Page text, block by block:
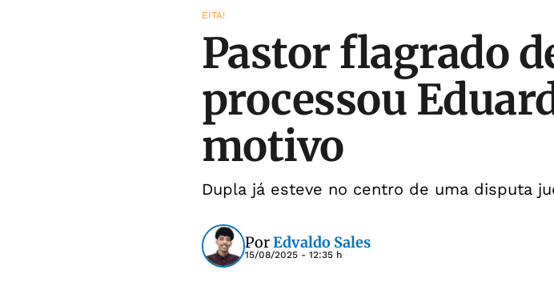
EITA!
Pastor flagrado
processou
motivo
Dupla já esteve no centro de uma disputa
PorEdvaldo Sales
15/08/2025 - 12:35 h